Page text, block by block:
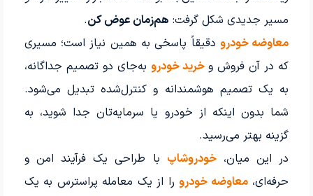
مسیر جدیدی شکل گرفت: هم‌زمان عوض کن.
معاوضه خودرو دقیقاً پاسخی به همین نیاز است؛ مسیری
که در آن فروش وخرید خودرو به‌جای دو تصمیم جداگانه،
به یک تصمیم هوشمندانه و کنترل‌شده تبدیل می‌شود.
شما بدون اینکه از خودرو یا سرمایه‌تان جدا شوید، به
گزینه بهتر می‌رسید.
در این میان،خودروشاپ با طراحی یک فرآیند امن و
حرفه‌ای،معاوضه خودرورا از یک معامله پراسترس به یک